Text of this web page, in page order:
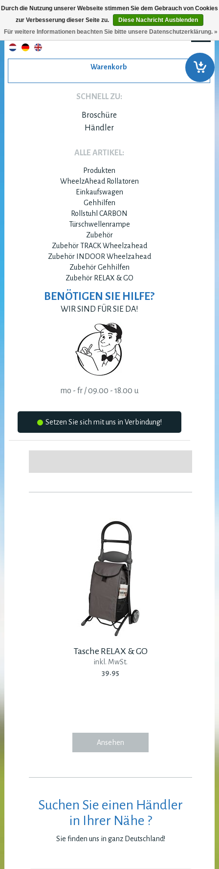
Warenkorb
SCHNELL ZU:
Broschüre
Händler
ALLE ARTIKEL:
Produkten
WheelzAhead Rollatoren
Einkaufswagen
Gehhilfen
Rollstuhl CARBON
Türschwellenrampe
Zubehör
Zubehör TRACK Wheelzahead
Zubehör INDOOR Wheelzahead
Zubehör Gehhilfen
Zubehör RELAX & GO
BENÖTIGEN SIE HILFE?
WIR SIND FÜR SIE DA!
mo - fr / 09.00 - 18.00 u
Setzen Sie sich mit uns in Verbindung!
Tasche RELAX & GO
inkl. MwSt.
39.95
Ansehen
Suchen Sie einen Händler
in Ihrer Nähe ?
Sie finden uns in ganz Deutschland!
Durch die Nutzung unserer Webseite stimmen Sie dem Gebrauch von Cookies
zur Verbesserung dieser Seite zu.
Diese Nachricht Ausblenden
Für weitere Informationen beachten Sie bitte unsere Datenschutzerklärung. »